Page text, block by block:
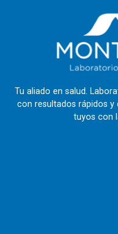
Tu aliado en salud.
con resultados rápidos y
tuyos con